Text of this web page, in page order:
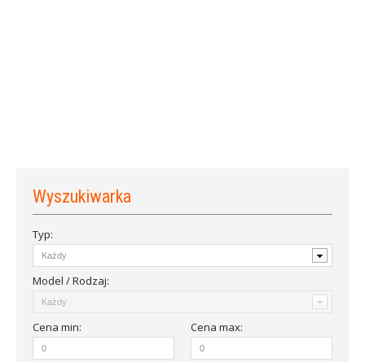
Wyszukiwarka
Typ:
Model / Rodzaj:
Cena min: Cena max: